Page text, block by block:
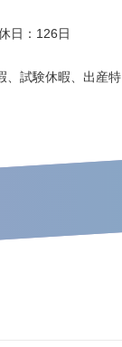
日：126日
、試験休暇、出産特